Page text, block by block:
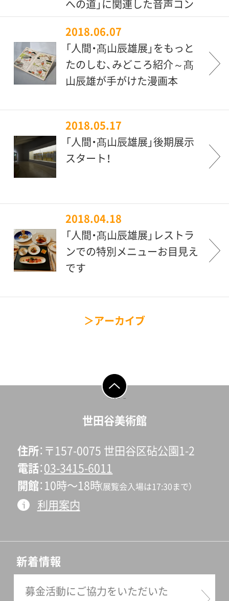
への道」に関連した音声コン
テンツ）
2018.06.07
「人間・髙山辰雄展」をもっと
たのしむ、みどころ紹介～髙
山辰雄が手がけた漫画本
2018.05.17
「人間・髙山辰雄展」後期展示
スタート！
2018.04.18
「人間・髙山辰雄展」レストラ
ンでの特別メニューお目見え
です
アーカイブ
ページの先頭へ戻
世田谷美術館
住所 〒157-0075 世田谷区砧公園1-2
電話 03-3415-6011
開館 10時〜18時（展覧会入場は17:30まで）
利用案内
新着情報
募金活動にご協力をいただいた